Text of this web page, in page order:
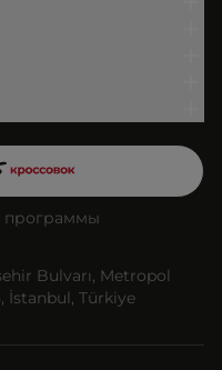
программы
Bulvarı, Metropol
İstanbul, Türkiye